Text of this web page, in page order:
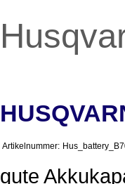
Artikelnummer:
gute